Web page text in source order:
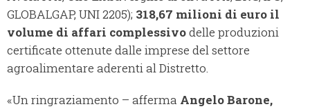
GLOBALGAP, UNI 2205); 318,67 milioni di euro il
volume di affari complessivodelle produzioni
certificate ottenute dalle imprese del settore
agroalimentare aderenti al Distretto.
«Un ringraziamento – afferma Angelo Barone,